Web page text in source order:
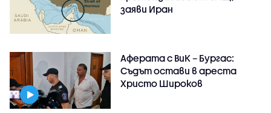
заяви Иран
Аферата с ВиК – Бургас:
Съдът остави в ареста
Христо Широков